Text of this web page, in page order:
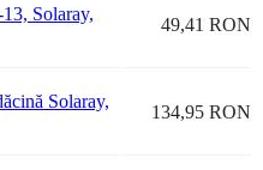
Solaray,
49,41 RON
Solaray,
134,95 RON